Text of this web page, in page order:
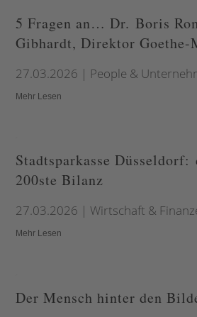
5 Fragen an… Dr. Boris
Gibhardt, Direktor Goethe-
27.03.2026 | People &
Mehr Lesen
Stadtsparkasse Düsseldorf:
200ste Bilanz
27.03.2026 |Wirtschaft &
Mehr Lesen
Der Mensch hinter den